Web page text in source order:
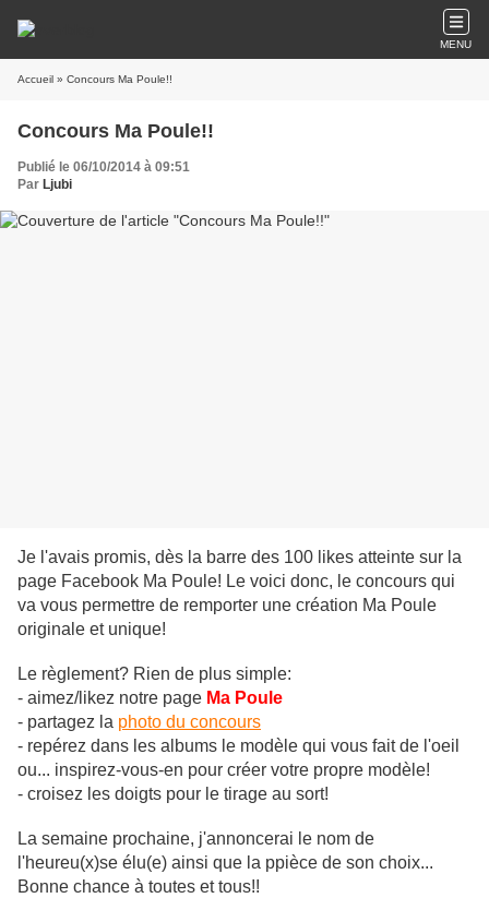
MENU
Accueil » Concours Ma Poule!!
Concours Ma Poule!!
Publié le 06/10/2014 à 09:51
Par Ljubi
Je l'avais promis, dès la barre des 100 likes atteinte sur la
page Facebook Ma Poule! Le voici donc, le concours qui
va vous permettre de remporter une création Ma Poule
originale et unique!
Le règlement? Rien de plus simple:
- aimez/likez notre page Ma Poule
- partagez la photo du concours
- repérez dans les albums le modèle qui vous fait de l'oeil
ou... inspirez-vous-en pour créer votre propre modèle!
- croisez les doigts pour le tirage au sort!
La semaine prochaine, j'annoncerai le nom de
l'heureu(x)se élu(e) ainsi que la ppièce de son choix...
Bonne chance à toutes et tous!!